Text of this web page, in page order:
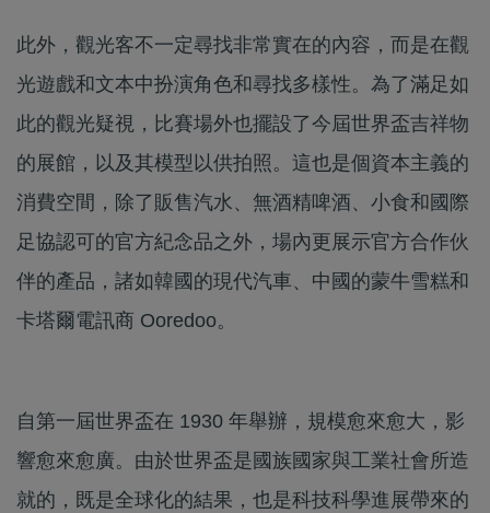
此外，觀光客不一定尋找非常實在的內容，而是在觀
光遊戲和文本中扮演角色和尋找多樣性。為了滿足如
此的觀光疑視，比賽場外也擺設了今屆世界盃吉祥物
的展館，以及其模型以供拍照。這也是個資本主義的
消費空間，除了販售汽水、無酒精啤酒、小食和國際
足協認可的官方紀念品之外，場內更展示官方合作伙
伴的產品，諸如韓國的現代汽車、中國的蒙牛雪糕和
卡塔爾電訊商 Ooredoo。
自第一屆世界盃在 1930 年舉辦，規模愈來愈大，影
響愈來愈廣。由於世界盃是國族國家與工業社會所造
就的，既是全球化的結果，也是科技科學進展帶來的